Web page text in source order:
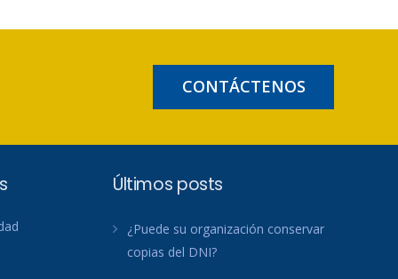
CONTÁCTENOS
Últimos posts
¿Puede su organización conservar
copias del DNI?